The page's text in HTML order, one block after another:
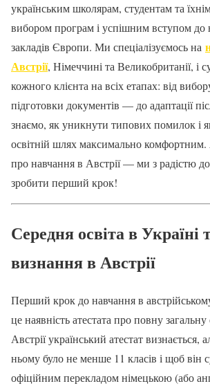
українським школярам, студентам та
вибором програм і успішним вступом до
закладів Європи. Ми спеціалізуємось на
Австрії, Німеччині та Великобританії, і
кожного клієнта на всіх етапах: від
підготовки документів — до адаптації
знаємо, як уникнути типових помилок і
освітній шлях максимально
про навчання в Австрії — ми з радістю
зробити перший крок!
Середня освіта в Україні
визнання в Австрії
Перший крок до навчання в
це наявність атестата про повну
Австрії український атестат
ньому було не менше 11 класів і щоб він
офіційним перекладом німецькою (або